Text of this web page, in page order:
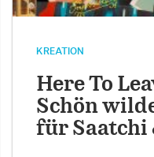
KREATION
Here To
Schön
für Saatchi